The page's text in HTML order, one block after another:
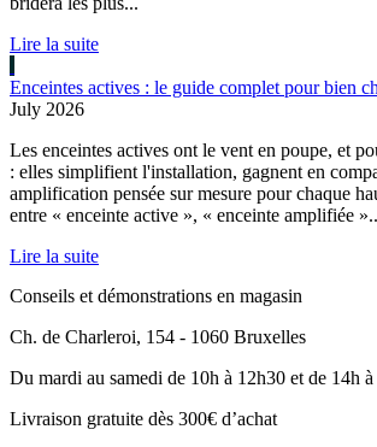
Lire la suite
Enceintes actives : le guide complet pour bien
July 2026
Les enceintes actives ont le vent en poupe, et
: elles simplifient l'installation, gagnent en
amplification pensée sur mesure pour chaque
entre « enceinte active », « enceinte amplifiée
Lire la suite
Conseils et démonstrations en magasin
Ch. de Charleroi, 154 - 1060 Bruxelles
Du mardi au samedi de 10h à 12h30 et de 14h
Livraison gratuite dès 300€ d’achat